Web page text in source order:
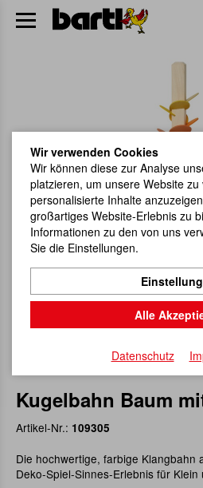
Kugelbahn Baum
Artikel-Nr.: 109305
Die hochwertige, farbige Klangbahn
Deko-Spiel-Sinnes-Erlebnis für Klein
Wir verwenden Cookies
Wir können diese zur Analyse
platzieren, um unsere Website zu
personalisierte Inhalte
großartiges Website-Erlebnis zu
Informationen zu den von uns
Sie die Einstellungen.
Alle
Datenschutz